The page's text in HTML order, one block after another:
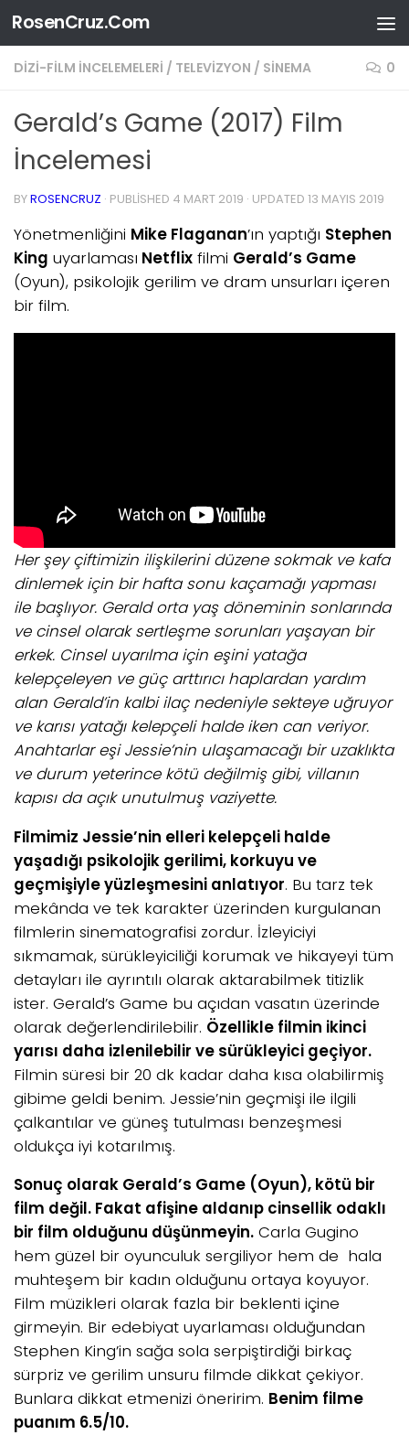
Skip to content
RosenCruz.Com
DIZI-FILM İNCELEMELERI / TELEVIZYON / SINEMA 0
Gerald’s Game (2017) Film
İncelemesi
BYROSENCRUZ · PUBLISHED 4 MART 2019 · UPDATED 13 MAYIS 2019
Yönetmenliğini Mike Flaganan’ın yaptığı Stephen
King uyarlaması Netflix filmi Gerald’s Game
(Oyun), psikolojik gerilim ve dram unsurları içeren
bir film.
Her şey çiftimizin ilişkilerini düzene sokmak ve kafa
dinlemek için bir hafta sonu kaçamağı yapması
ile başlıyor. Gerald orta yaş döneminin sonlarında
ve cinsel olarak sertleşme sorunları yaşayan bir
erkek. Cinsel uyarılma için eşini yatağa
kelepçeleyen ve güç arttırıcı haplardan yardım
alan Gerald’in kalbi ilaç nedeniyle sekteye uğruyor
ve karısı yatağı kelepçeli halde iken can veriyor.
Anahtarlar eşi Jessie’nin ulaşamacağı bir uzaklıkta
ve durum yeterince kötü değilmiş gibi, villanın
kapısı da açık unutulmuş vaziyette.
Filmimiz Jessie’nin elleri kelepçeli halde
yaşadığı psikolojik gerilimi, korkuyu ve
geçmişiyle yüzleşmesini anlatıyor. Bu tarz tek
mekânda ve tek karakter üzerinden kurgulanan
filmlerin sinematografisi zordur. İzleyiciyi
sıkmamak, sürükleyiciliği korumak ve hikayeyi tüm
detayları ile ayrıntılı olarak aktarabilmek titizlik
ister. Gerald’s Game bu açıdan vasatın üzerinde
olarak değerlendirilebilir. Özellikle filmin ikinci
yarısı daha izlenilebilir ve sürükleyici geçiyor.
Filmin süresi bir 20 dk kadar daha kısa olabilirmiş
gibime geldi benim. Jessie’nin geçmişi ile ilgili
çalkantılar ve güneş tutulması benzeşmesi
oldukça iyi kotarılmış.
Sonuç olarak Gerald’s Game (Oyun), kötü bir
film değil. Fakat afişine aldanıp cinsellik odaklı
bir film olduğunu düşünmeyin. Carla Gugino
hem güzel bir oyunculuk sergiliyor hem de hala
muhteşem bir kadın olduğunu ortaya koyuyor.
Film müzikleri olarak fazla bir beklenti içine
girmeyin. Bir edebiyat uyarlaması olduğundan
Stephen King’in sağa sola serpiştirdiği birkaç
sürpriz ve gerilim unsuru filmde dikkat çekiyor.
Bunlara dikkat etmenizi öneririm. Benim filme
puanım 6.5/10.